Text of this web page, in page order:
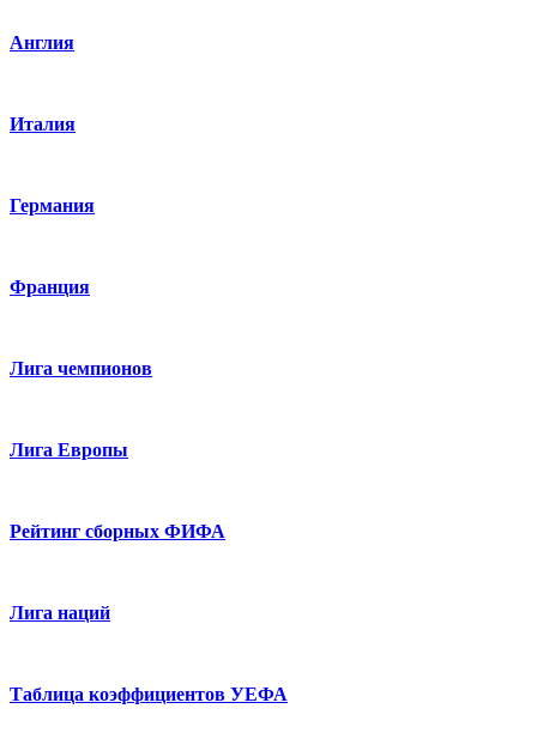
Англия
Италия
Германия
Франция
Лига чемпионов
Лига Европы
Рейтинг сборных ФИФА
Лига наций
Таблица коэффициентов УЕФА